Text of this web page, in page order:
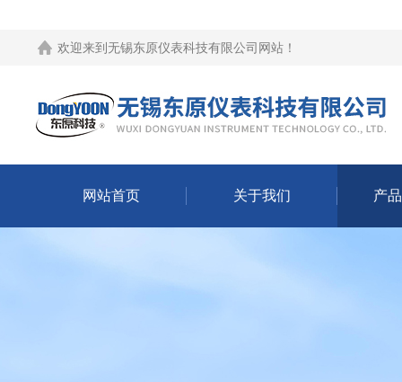
欢迎来到 无锡东原仪表科技有限公司网站 ！
网站首页 关于我们 产